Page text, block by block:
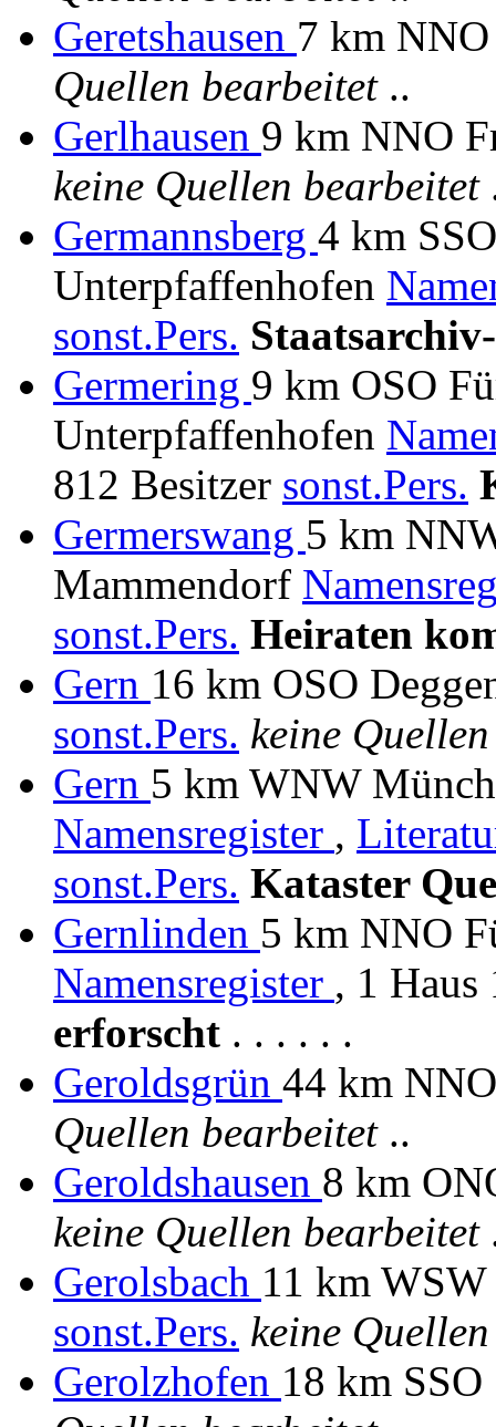
Geretshausen 7 km
Quellen bearbeitet..
Gerlhausen 9 km NNO
keine Quellen bearbeitet
Germannsberg 4 km
Unterpfaffenhofen
sonst.Pers.
Germering 9 km OSO
Unterpfaffenhofen
812 Besitzer sonst.Pers.
Germerswang 5 km
Mammendorf
sonst.Pers. Heiraten
Gern 16 km OSO
sonst.Pers. keine
Gern 5 km WNW
Namensregister ,
sonst.Pers. Kataster
Gernlinden 5 km NNO
Namensregister , 1
erforscht . . . . . .
Geroldsgrün 44 km
Quellen bearbeitet..
Geroldshausen 8 km
keine Quellen bearbeitet
Gerolsbach 11 km
sonst.Pers. keine
Gerolzhofen 18 km